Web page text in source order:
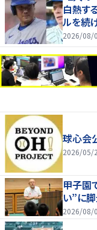
白熱す
ルを続
2026/08/
球心会
2026/05/
甲子園
い”に
2026/08/